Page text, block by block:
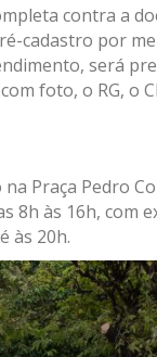
contra a
cadastro por
será
foto, o RG, o
Praça Pedro
8h às 16h, com
às 20h.